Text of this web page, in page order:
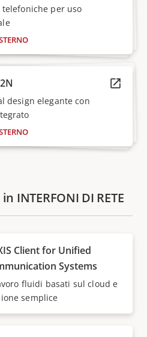
telefoniche per uso
design elegante con
INTERFONI DI RETE
Client for Unified
Systems
fluidi basati sul cloud e
semplice